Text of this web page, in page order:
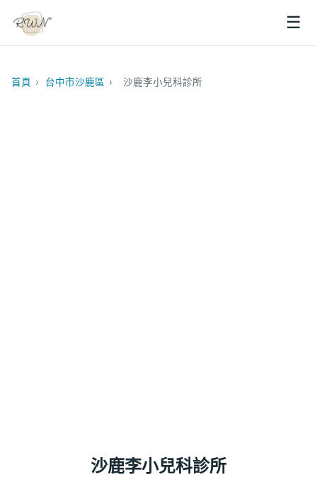
☰
首頁 › 台中市沙鹿區 › 沙鹿李小兒科診所
沙鹿李小兒科診所